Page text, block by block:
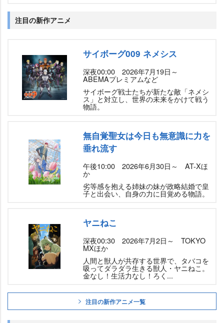
注目の新作アニメ
サイボーグ009 ネメシス
深夜00:00 2026年7月19日～
ABEMAプレミアムなど
サイボーグ戦士たちが新たな敵「ネメシ
ス」と対立し、世界の未来をかけて戦う
物語。
無自覚聖女は今日も無意識に力を
垂れ流す
午後10:00 2026年6月30日～ AT-Xほ
か
劣等感を抱える姉妹の妹が政略結婚で皇
子と出会い、自身の力に目覚める物語。
ヤニねこ
深夜00:30 2026年7月2日～ TOKYO
MXほか
人間と獣人が共存する世界で、タバコを
吸ってダラダラ生きる獣人・ヤニねこ。
金なし！生活力なし！ろく...
注目の新作アニメ一覧